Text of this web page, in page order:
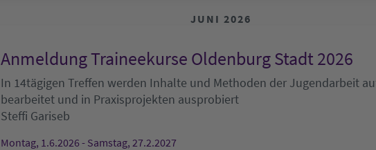
JUNI 2026
Anmeldung Traineekurse Oldenburg Stadt 2026
In 14tägigen Treffen werden Inhalte und Methoden der Jugendarbeit
bearbeitet und in Praxisprojekten ausprobiert
Steffi Gariseb
Montag, 1.6.2026 - Samstag, 27.2.2027